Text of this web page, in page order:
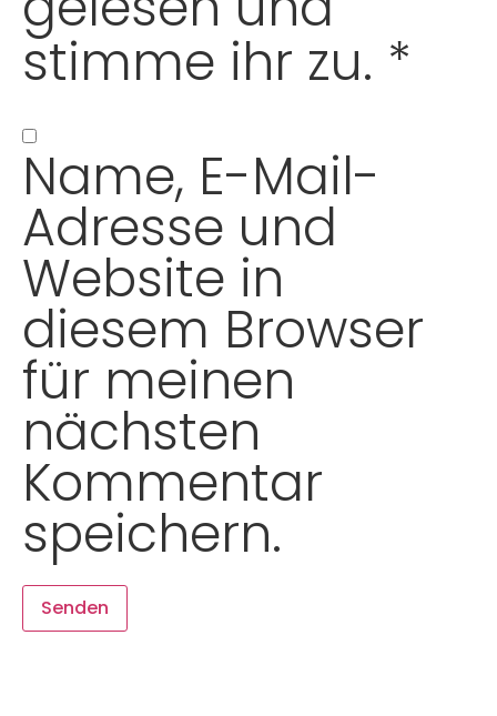
stimme ihr zu. *
Name, E-Mail-
Adresse und
Website in
diesem Browser
für meinen
nächsten
Kommentar
speichern.